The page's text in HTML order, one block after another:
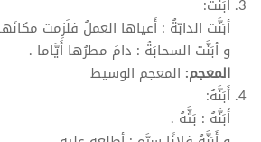
أبَنَّت:
أبَنَّت الدابّةُ : أَعياها العملُ فلَزِمت
و أبَنَّت السحابَةُ : دامَ مطرُها أَيَّاما .
المعجم: المعجم الوسيط
أَبَنَّهُ:
أَبَنَّهُ : بَثَّهُ .